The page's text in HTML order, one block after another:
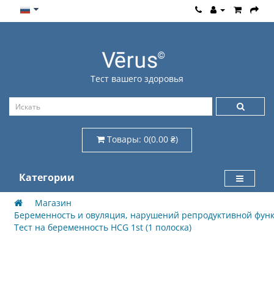
Тест вашего здоровья
Товары: 0(0.00 ₴)
Категории
Магазин
Беременность и овуляция, нарушений репродуктивной
Тест на беременность HCG 1st (1 полоска)